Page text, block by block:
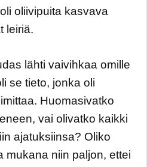
oliivipuita kasvava
leiriä.
lähti vaivihkaa omille
se tieto, jonka oli
Huomasivatko
vai olivatko kaikki
ajatuksiinsa? Oliko
mukana niin paljon, ettei